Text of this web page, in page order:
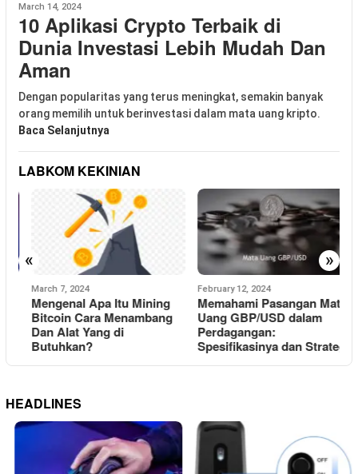
March 14, 2024
10 Aplikasi Crypto Terbaik di
Dunia Investasi Lebih Mudah Dan
Aman
Dengan popularitas yang terus meningkat, semakin banyak
orang memilih untuk berinvestasi dalam mata uang kripto.
Baca Selanjutnya
LABKOM KEKINIAN
« »
March 7, 2024
Mengenal Apa Itu Mining
Bitcoin Cara Menambang
Dan Alat Yang di
Butuhkan?
February 12, 2024
Memahami Pasangan Mata
Uang GBP/USD dalam
Perdagangan:
Spesifikasinya dan Strategi
HEADLINES